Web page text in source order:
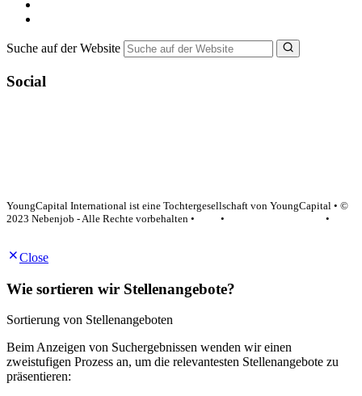
Suche auf der Website
Social
YoungCapital International ist eine Tochtergesellschaft von YoungCapital • ©
2023 Nebenjob - Alle Rechte vorbehalten •
•
•
Close
Wie sortieren wir Stellenangebote?
Sortierung von Stellenangeboten
Beim Anzeigen von Suchergebnissen wenden wir einen
zweistufigen Prozess an, um die relevantesten Stellenangebote zu
präsentieren: